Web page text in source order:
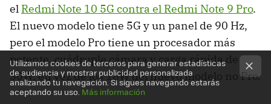
el Redmi Note 10 5G contra el Redmi Note 9 Pro.
El nuevo modelo tiene 5G y un panel de 90 Hz,
pero el modelo Pro tiene un procesador más
potente, cuádruple cámara y carga rápida de
30W, en vez de los 18W del nuevo modelo no Pro.
Utilizamos cookies de terceros para generar estadísticas
de audiencia y mostrar publicidad personalizada
analizando tu navegación. Si sigues navegando estarás
aceptando su uso. Más información